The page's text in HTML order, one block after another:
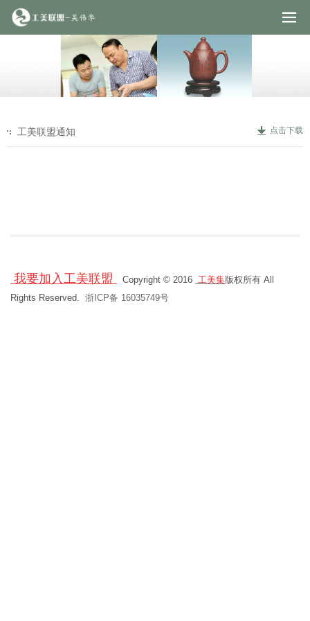
点击下载
工美联盟通知
我要加入工美联盟 Copyright © 2016 工美集版权所有 All
Rights Reserved. 浙ICP备 16035749号